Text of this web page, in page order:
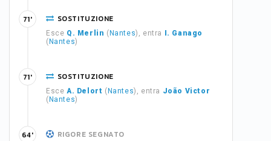
SOSTITUZIONE
Esce Q. Merlin ( Nantes), entra
I. Ganago
( Nantes)
71'
SOSTITUZIONE
Esce A. Delort ( Nantes), entra João Victor
( Nantes)
71'
RIGORE SEGNATO
64'